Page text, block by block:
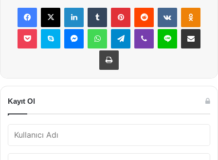
Facebook
X LinkedInTumblr PinterestReddit VKontakte
Pocket Skype MessengerWhatsAppTelegramViber Line E-Posta ile
Yazdır
Kayıt Ol